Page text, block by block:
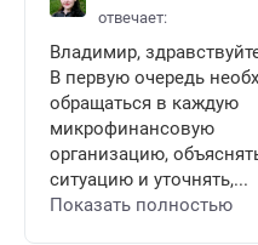
отвечает:
Владимир,
В первую очередь
обращаться в каждую
микрофинансовую
организацию,
ситуацию и уточнять,...
Показать полностью